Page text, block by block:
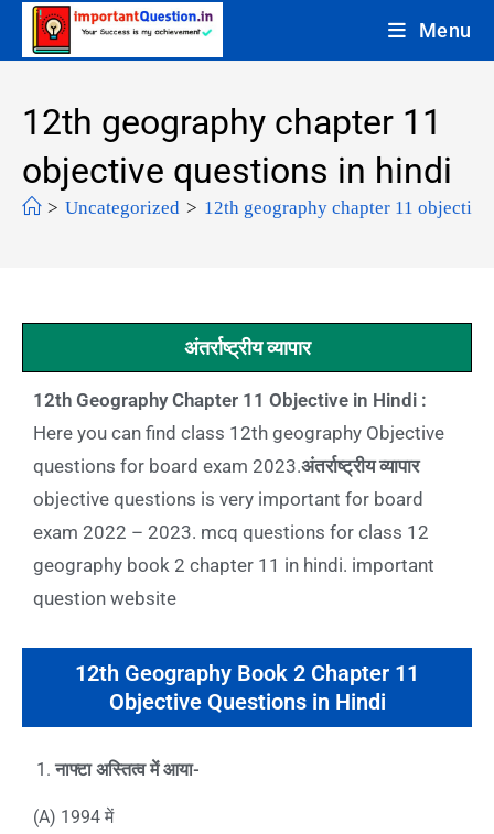
Menu
12th geography chapter 11
objective questions in hindi
> Uncategorized > 12th geography chapter 11
अंतर्राष्ट्रीय व्यापार
12th Geography Chapter 11 Objective in Hindi :
Here you can find class 12th geography Objective
questions for board exam 2023.अंतर्राष्ट्रीय व्यापार
objective questions is very important for board
exam 2022 – 2023. mcq questions for class 12
geography book 2 chapter 11 in hindi. important
question website
12th Geography Book 2 Chapter 11
Objective Questions in Hindi
नाफ्टा अस्तित्व में आया-
(A) 1994 में